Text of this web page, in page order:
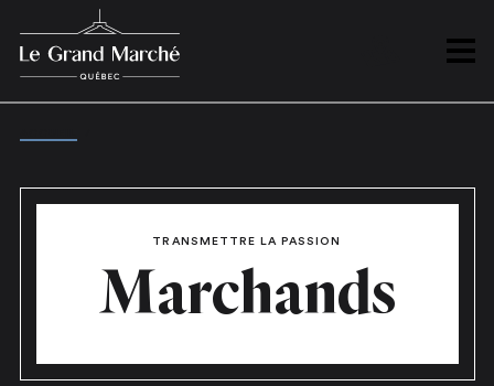
Ouvrir
TRANSMETTRE LA PASSION
Marchands